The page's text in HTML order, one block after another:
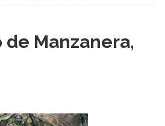
Manzanera,